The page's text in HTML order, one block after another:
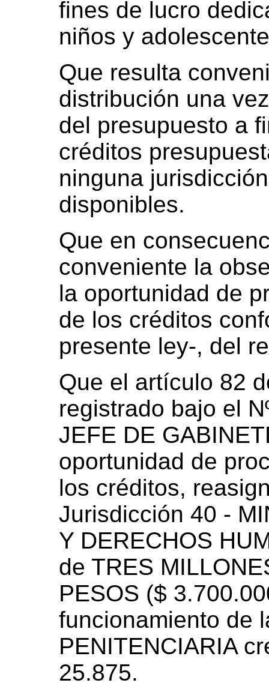
fines de lucro
niños y
Que resulta
distribución una
del presupuesto a
créditos
ninguna
disponibles.
Que en
conveniente la
la oportunidad de
de los créditos
presente ley-, del
Que el artículo 82
registrado bajo el
JEFE DE
oportunidad de
los créditos,
Jurisdicción 40 -
Y DERECHOS
de TRES
PESOS ($
funcionamiento de
PENITENCIARIA
25.875.